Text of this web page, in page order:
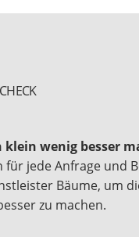
klein wenig besser
für jede Anfrage und
Bäume, um
zu machen.